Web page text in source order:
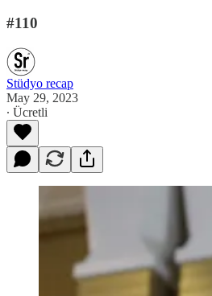
#110
Stüdyo recap
May 29, 2023
∙ Ücretli